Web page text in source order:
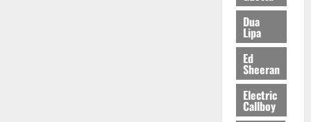
Dua
Lipa
Ed
Sheeran
Electric
Callboy